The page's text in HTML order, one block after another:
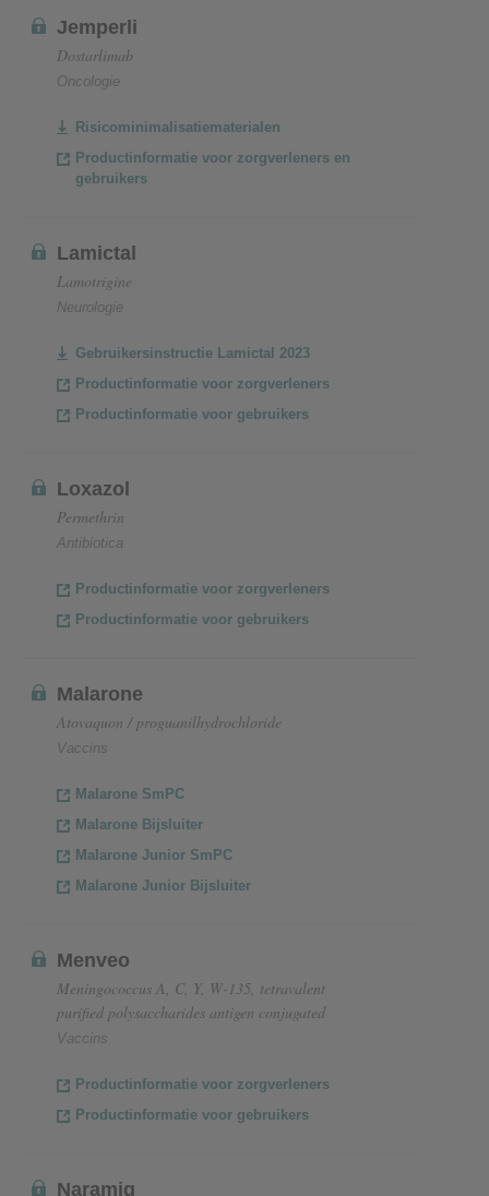
Jemperli
Dostarlimab
Oncologie
Risicominimalisatiematerialen
Productinformatie voor zorgverleners en
gebruikers
Lamictal
Lamotrigine
Neurologie
Gebruikersinstructie Lamictal 2023
Productinformatie voor zorgverleners
Productinformatie voor gebruikers
Loxazol
Permethrin
Antibiotica
Productinformatie voor zorgverleners
Productinformatie voor gebruikers
Malarone
Atovaquon / proguanilhydrochloride
Vaccins
Malarone SmPC
Malarone Bijsluiter
Malarone Junior SmPC
Malarone Junior Bijsluiter
Menveo
Meningococcus A, C, Y, W-135, tetravalent
purified polysaccharides antigen conjugated
Vaccins
Productinformatie voor zorgverleners
Productinformatie voor gebruikers
Naramig